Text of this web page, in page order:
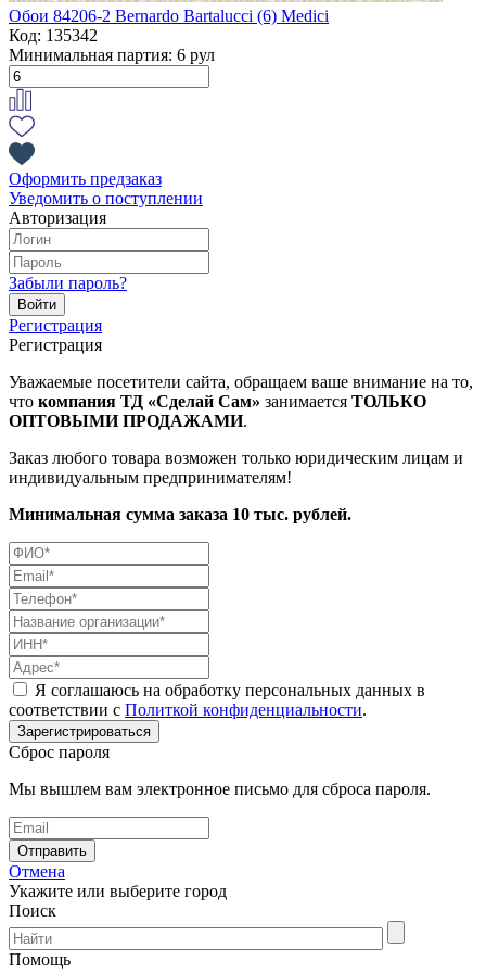
Обои 84206-2 Bernardo Bartalucci (6) Medici
Код: 135342
Минимальная партия: 6 рул
Оформить предзаказ
Уведомить о поступлении
Авторизация
Забыли пароль?
Регистрация
Регистрация
Уважаемые посетители сайта, обращаем ваше внимание на то,
что компания ТД «Сделай Сам» занимается ТОЛЬКО
ОПТОВЫМИ ПРОДАЖАМИ.
Заказ любого товара возможен только юридическим лицам и
индивидуальным предпринимателям!
Минимальная сумма заказа 10 тыс. рублей.
Я соглашаюсь на обработку персональных данных в
соответствии с Политкой конфиденциальности.
Сброс пароля
Мы вышлем вам электронное письмо для сброса пароля.
Отмена
Укажите или выберите город
Поиск
Помощь